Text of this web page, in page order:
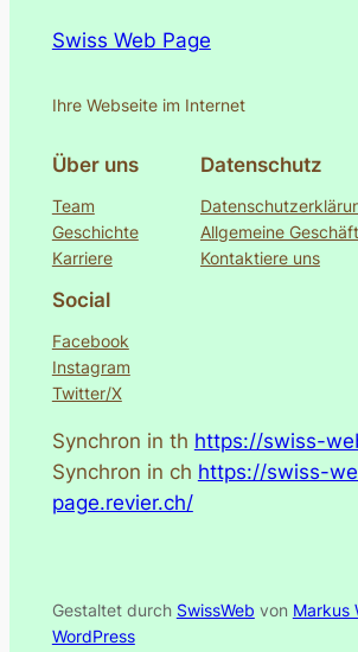
Swiss Web Page
Ihre Webseite im Internet
Über uns
Team
Geschichte
Karriere
Datenschutz
Allgemeine
Kontaktiere uns
Social
Facebook
Instagram
Twitter/X
Synchron in th https://swiss-
Synchron in ch https://swiss-
page.revier.ch/
Gestaltet durch SwissWeb von Markus
WordPress